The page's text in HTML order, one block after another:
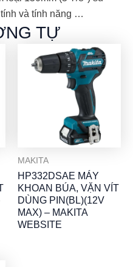
và tính năng …
TỰ
MAKITA
HP332DSAE MÁY
KHOAN BÚA, VẶN VÍT
DÙNG PIN(BL)(12V
MAX) – MAKITA
WEBSITE